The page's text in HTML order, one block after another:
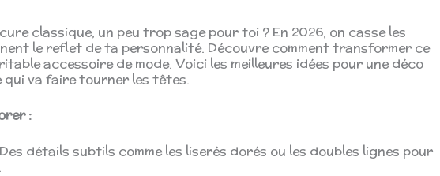
classique, un peu trop sage pour toi ? En 2026, on casse les
le reflet de ta personnalité. Découvre comment transformer ce
accessoire de mode. Voici les meilleures idées pour une déco
qui va faire tourner les têtes.
:
Des détails subtils comme les liserés dorés ou les doubles lignes pour